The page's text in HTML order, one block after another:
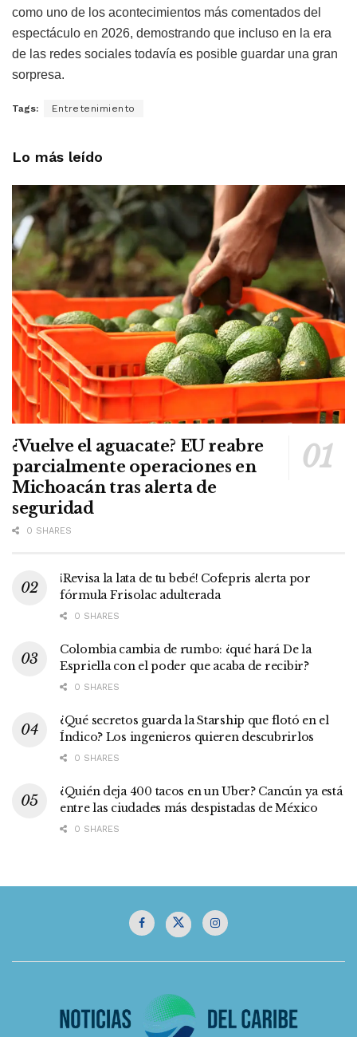
como uno de los acontecimientos más comentados del
espectáculo en 2026, demostrando que incluso en la era
de las redes sociales todavía es posible guardar una gran
sorpresa.
Tags: Entretenimiento
Lo más leído
¿Vuelve el aguacate? EU reabre
parcialmente operaciones en
Michoacán tras alerta de
seguridad
0 SHARES
¡Revisa la lata de tu bebé! Cofepris alerta por
fórmula Frisolac adulterada
0 SHARES
Colombia cambia de rumbo: ¿qué hará De la
Espriella con el poder que acaba de recibir?
0 SHARES
¿Qué secretos guarda la Starship que flotó en el
Índico? Los ingenieros quieren descubrirlos
0 SHARES
¿Quién deja 400 tacos en un Uber? Cancún ya está
entre las ciudades más despistadas de México
0 SHARES